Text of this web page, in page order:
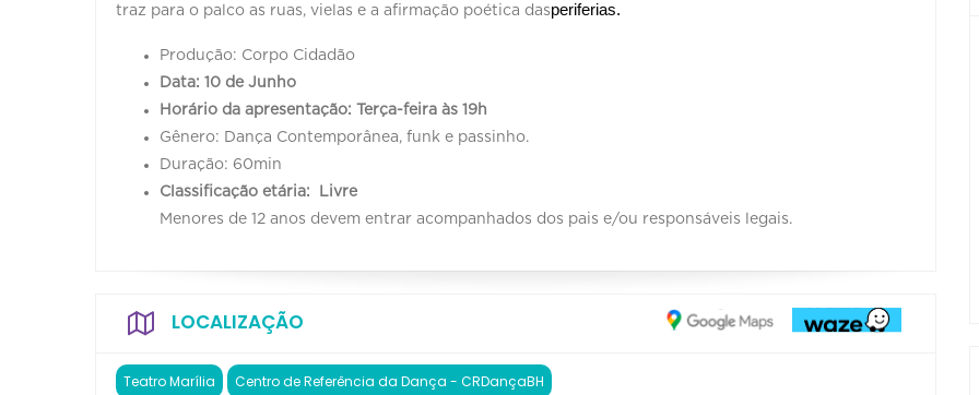
traz para o palco as ruas, vielas e a afirmação poética dasperiferias.
Produção: Corpo Cidadão
Data: 10 de Junho
Horário da apresentação: Terça-feira às 19h
Gênero: Dança Contemporânea, funk e passinho.
Duração: 60min
Classificação etária: Livre
Menores de 12 anos devem entrar acompanhados dos pais e/ou responsáveis legais.
LOCALIZAÇÃO
Teatro Marília Centro de Referência da Dança - CRDançaBH